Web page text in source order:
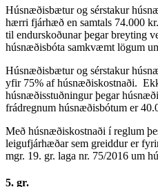
Húsnæðisbætur og sérstakur
hærri fjárhæð en samtals 74.000
til endurskoðunar þegar breyting
húsnæðisbóta samkvæmt lögum
Húsnæðisbætur og sérstakur
yfir 75% af húsnæðiskostnaði.
húsnæðisstuðningur þegar
frádregnum húsnæðisbótum er
Með húsnæðiskostnaði í reglum
leigufjárhæðar sem greiddur er
mgr. 19. gr. laga nr. 75/2016 um
5. gr.